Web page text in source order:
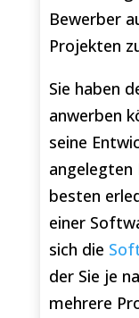
Bewerber
Projekten
Sie haben
anwerben
seine
besten
einer
sich die
der Sie je
mehrere